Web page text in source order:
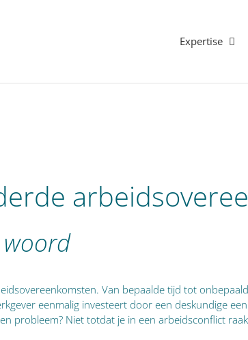
Expertise
Van bepaalde tijd tot
eenmalig investeert door een deskundige
probleem? Niet totdat je in een arbeidsconflict